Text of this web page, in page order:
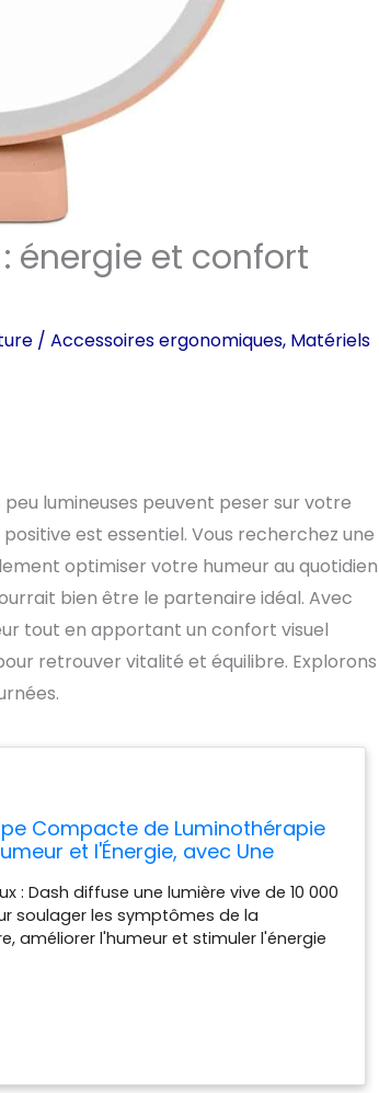
énergie et confort
/ Accessoires ergonomiques, Matériels
lumineuses peuvent peser sur votre
est essentiel. Vous recherchez une
optimiser votre humeur au quotidien
bien être le partenaire idéal. Avec
tout en apportant un confort visuel
retrouver vitalité et équilibre. Explorons
Compacte de Luminothérapie
et l'Énergie, avec Une
: Dash diffuse une lumière vive de 10 000
soulager les symptômes de la
améliorer l'humeur et stimuler l'énergie
Dash reproduit fidèlement la
à 95, Dash offre un éclairage à
le confort visuel Luminosité réglable :